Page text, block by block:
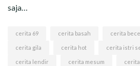
saja…
cerita 69 cerita basah cerita
cerita gila cerita hot cerita istri
cerita lendir cerita mesum